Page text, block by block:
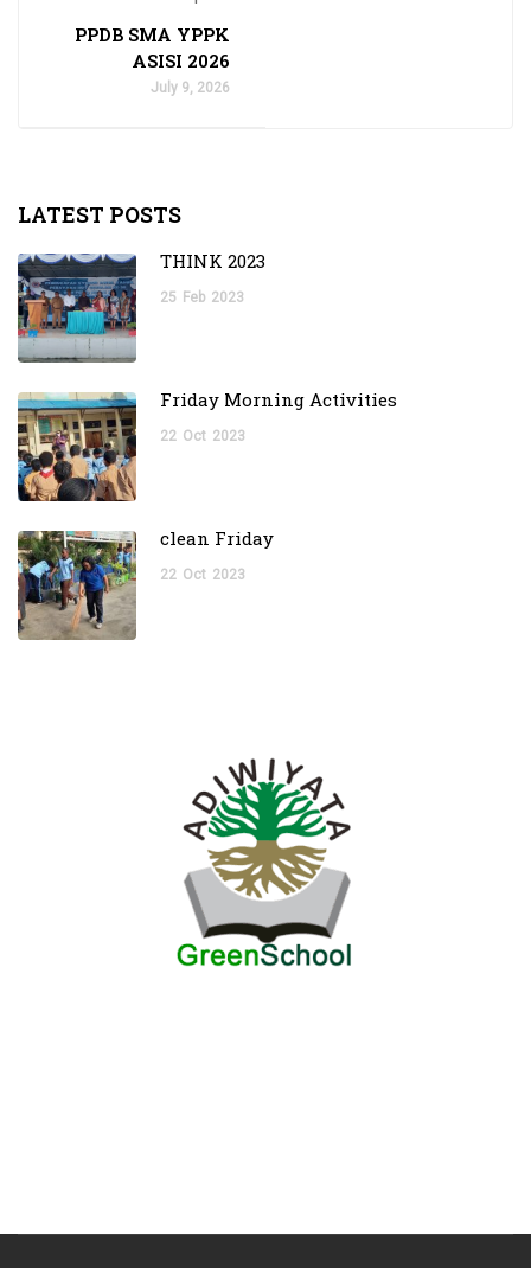
PPDB SMA YPPK
ASISI 2026
July 9, 2026
LATEST POSTS
THINK 2023
25 Feb 2023
Friday Morning Activities
22 Oct 2023
clean Friday
22 Oct 2023